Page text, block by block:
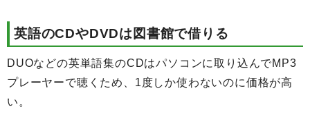
英語のCDやDVDは図書館で借りる
DUOなどの英単語集のCDはパソコンに取り込んでMP3
プレーヤーで聴くため、1度しか使わないのに価格が高
い。